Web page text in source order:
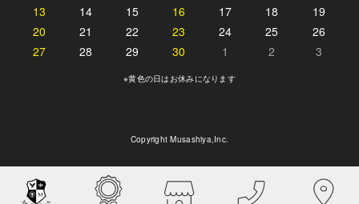
13
14 15 16 17 18
19
20
21 22 23 24 25
26
27
28 29 30 1 2 3
※黄色の日はお休みになります
Copyright Musashiya,Inc.